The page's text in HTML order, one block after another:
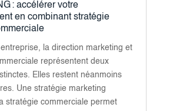
: accélérer votre
en combinant stratégie
entreprise, la direction marketing et
représentent deux
Elles restent néanmoins
Une stratégie marketing
stratégie commerciale permet